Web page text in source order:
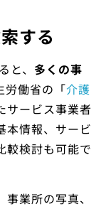
する
、 多くの事
労働省の「介護
サービス事業者
本情報、サービ
較検討も可能で
業所の写真、